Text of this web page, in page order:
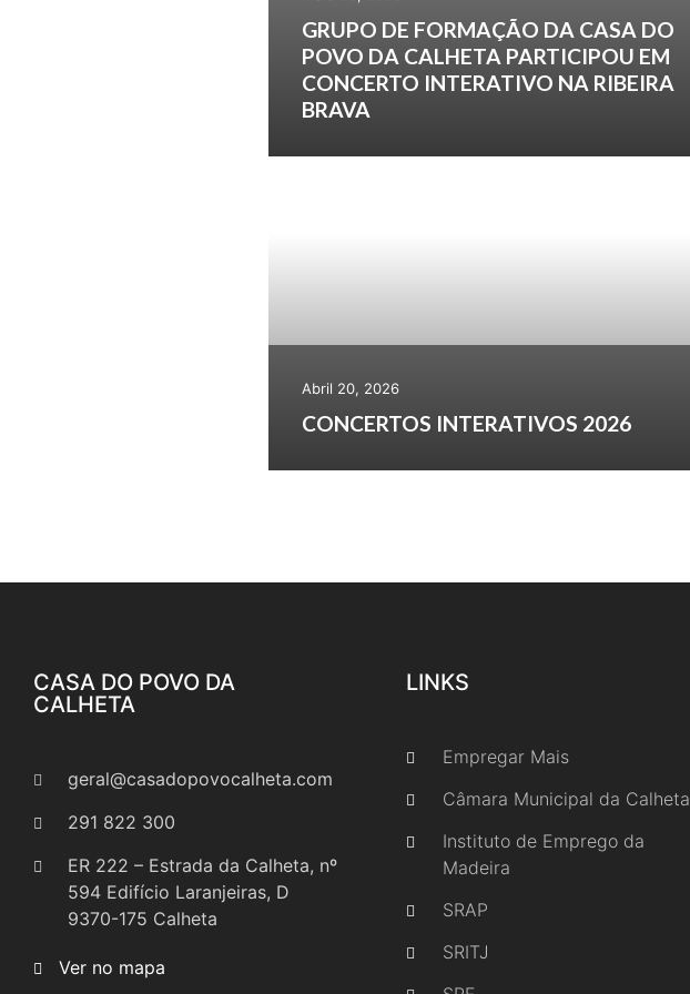
GRUPO DE FORMAÇÃO DA CASA DO
POVO DA CALHETA PARTICIPOU EM
CONCERTO INTERATIVO NA RIBEIRA
BRAVA
Abril 20, 2026
CONCERTOS INTERATIVOS 2026
CASA DO POVO DA
CALHETA
geral@casadopovocalheta.com
291 822 300
ER 222 – Estrada da Calheta, nº
594 Edifício Laranjeiras, D
9370-175 Calheta
Ver no mapa
LINKS
Empregar Mais
Câmara Municipal da Calheta
Instituto de Emprego da
Madeira
SRAP
SRITJ